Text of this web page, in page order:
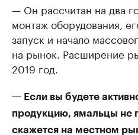
— Он рассчитан на два
монтаж оборудования,
запуск и начало
на рынок. Расширение
2019 год.
— Если вы будете
продукцию, ямальцы не
скажется на местном